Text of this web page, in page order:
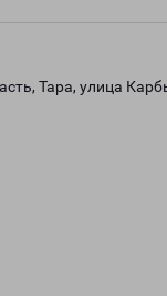
Тара, улица